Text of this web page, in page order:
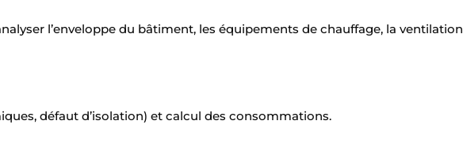
l’enveloppe du bâtiment, les équipements de chauffage, la ventilation
défaut d’isolation) et calcul des consommations.